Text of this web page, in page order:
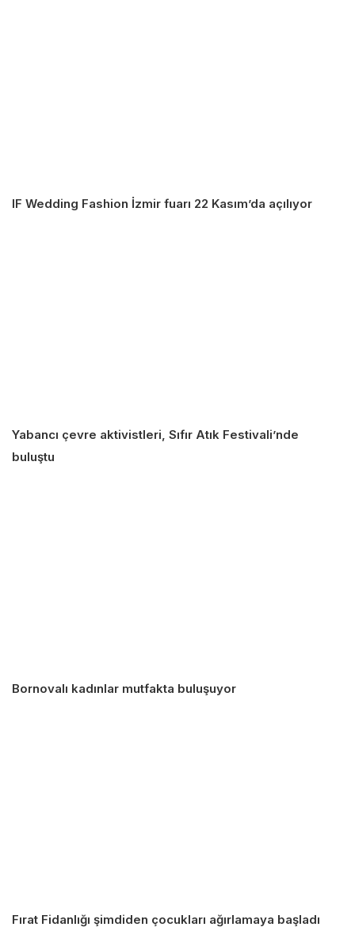
IF Wedding Fashion İzmir fuarı 22 Kasım’da açılıyor
Yabancı çevre aktivistleri, Sıfır Atık Festivali’nde
buluştu
Bornovalı kadınlar mutfakta buluşuyor
Fırat Fidanlığı şimdiden çocukları ağırlamaya başladı